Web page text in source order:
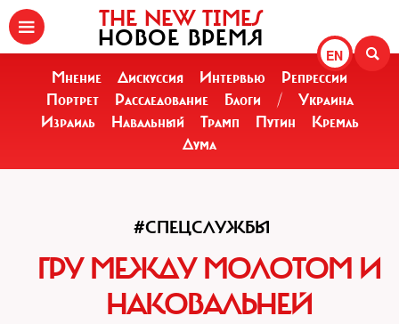
EN
THE NEW TIMES
НОВОЕ ВРЕМЯ
Мнение Дискуссия Интервью
Репрессии
Портрет
Расследование Блоги /
Украина
Израиль
Навальный Трамп Путин
Кремль
Дума
#СПЕЦСЛУЖБЫ
ГРУ МЕЖДУ МОЛОТОМ И
НАКОВАЛЬНЕЙ